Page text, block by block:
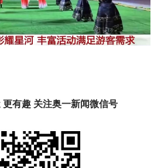
有趣 关注奥一新闻微信号